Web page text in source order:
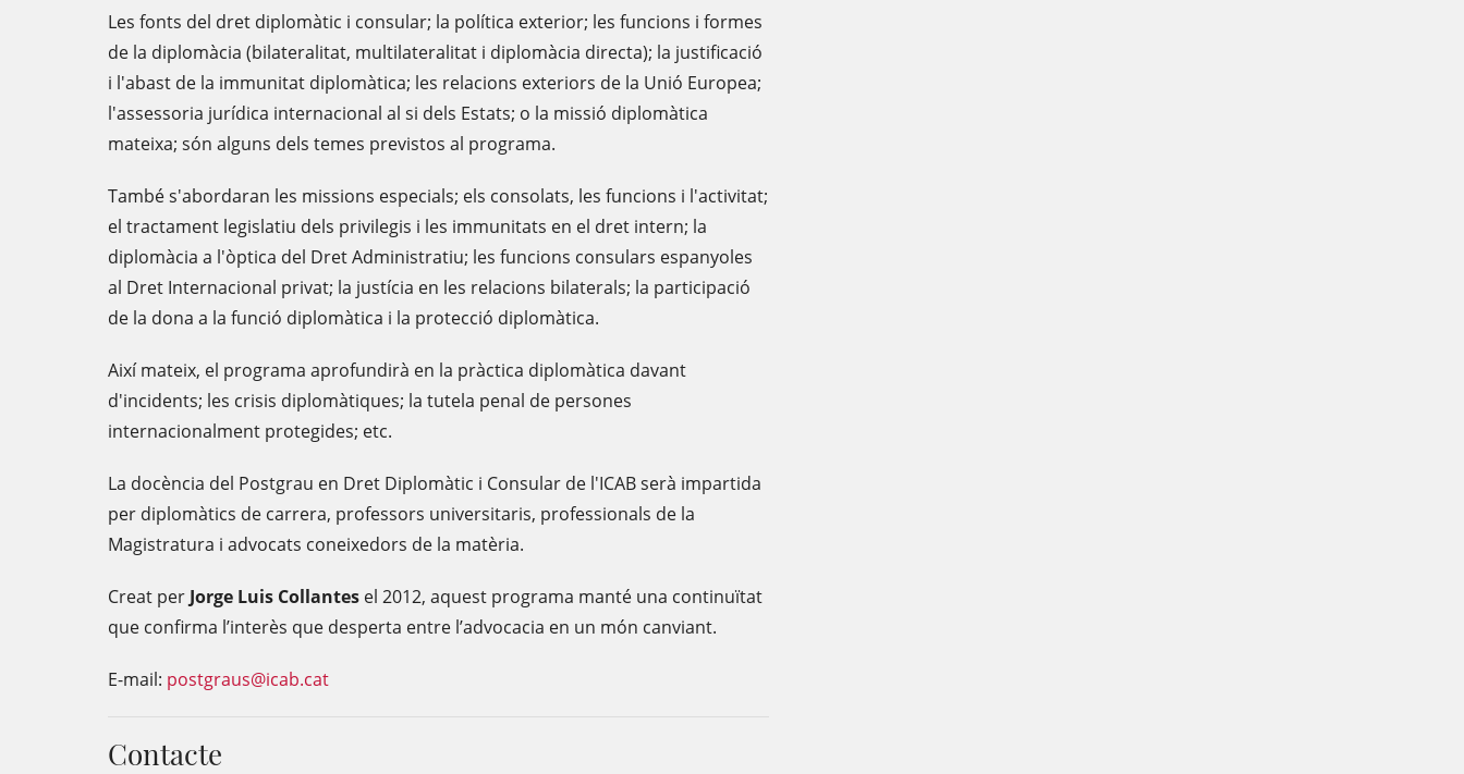
Les fonts del dret diplomàtic i consular; la política exterior; les funcions i formes
de la diplomàcia (bilateralitat, multilateralitat i diplomàcia directa); la justificació
i l'abast de la immunitat diplomàtica; les relacions exteriors de la Unió Europea;
l'assessoria jurídica internacional al si dels Estats; o la missió diplomàtica
mateixa; són alguns dels temes previstos al programa.
També s'abordaran les missions especials; els consolats, les funcions i l'activitat;
el tractament legislatiu dels privilegis i les immunitats en el dret intern; la
diplomàcia a l'òptica del Dret Administratiu; les funcions consulars espanyoles
al Dret Internacional privat; la justícia en les relacions bilaterals; la participació
de la dona a la funció diplomàtica i la protecció diplomàtica.
Així mateix, el programa aprofundirà en la pràctica diplomàtica davant
d'incidents; les crisis diplomàtiques; la tutela penal de persones
internacionalment protegides; etc.
La docència del Postgrau en Dret Diplomàtic i Consular de l'ICAB serà impartida
per diplomàtics de carrera, professors universitaris, professionals de la
Magistratura i advocats coneixedors de la matèria.
Creat per Jorge Luis Collantes el 2012, aquest programa manté una continuïtat
que confirma l’interès que desperta entre l’advocacia en un món canviant.
E-mail: postgraus@icab.cat
Contacte